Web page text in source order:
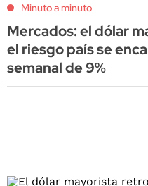
Minuto a minuto
Mercados: el dólar
el riesgo país se
semanal de 9%